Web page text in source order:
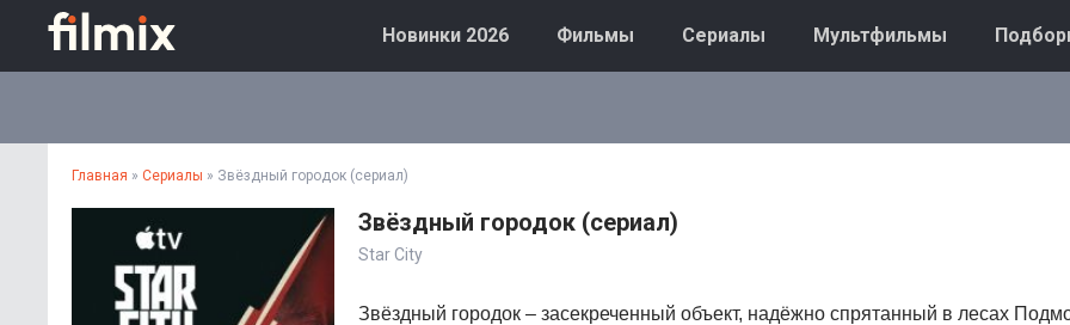
Новинки 2026 Фильмы Сериалы Мультфильмы
Главная » Сериалы » Звёздный городок (сериал)
Звёздный городок (сериал)
Star City
Звёздный городок – засекреченный объект, надёжно спрятанный в лесах